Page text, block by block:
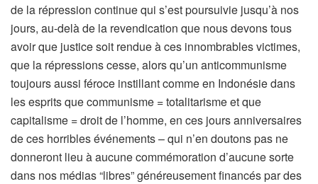
de la répression continue qui s’est poursuivie jusqu’à nos
jours, au-delà de la revendication que nous devons tous
avoir que justice soit rendue à ces innombrables victimes,
que la répressions cesse, alors qu’un anticommunisme
toujours aussi féroce instillant comme en Indonésie dans
les esprits que communisme = totalitarisme et que
capitalisme = droit de l’homme, en ces jours anniversaires
de ces horribles événements – qui n’en doutons pas ne
donneront lieu à aucune commémoration d’aucune sorte
dans nos médias “libres” généreusement financés par des